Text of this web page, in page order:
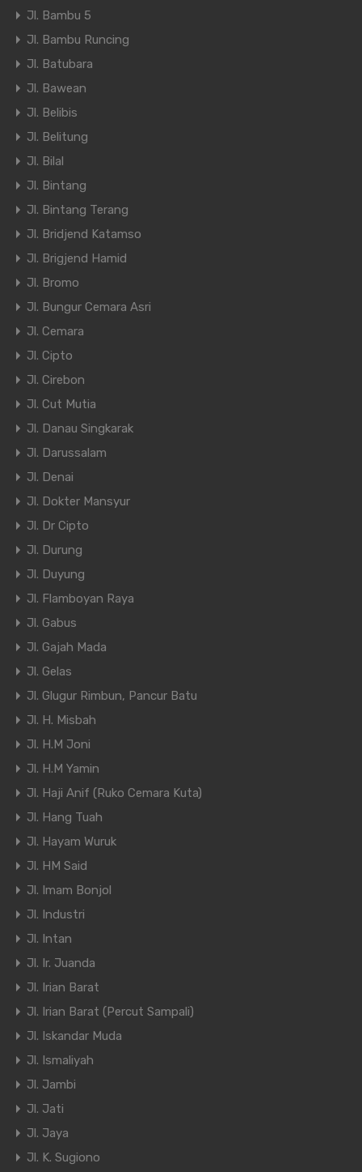
Jl. Bambu 5
Jl. Bambu Runcing
Jl. Batubara
Jl. Bawean
Jl. Belibis
Jl. Belitung
Jl. Bilal
Jl. Bintang
Jl. Bintang Terang
Jl. Bridjend Katamso
Jl. Brigjend Hamid
Jl. Bromo
Jl. Bungur Cemara Asri
Jl. Cemara
Jl. Cipto
Jl. Cirebon
Jl. Cut Mutia
Jl. Danau Singkarak
Jl. Darussalam
Jl. Denai
Jl. Dokter Mansyur
Jl. Dr Cipto
Jl. Durung
Jl. Duyung
Jl. Flamboyan Raya
Jl. Gabus
Jl. Gajah Mada
Jl. Gelas
Jl. Glugur Rimbun, Pancur Batu
Jl. H. Misbah
Jl. H.M Joni
Jl. H.M Yamin
Jl. Haji Anif (Ruko Cemara Kuta)
Jl. Hang Tuah
Jl. Hayam Wuruk
Jl. HM Said
Jl. Imam Bonjol
Jl. Industri
Jl. Intan
Jl. Ir. Juanda
Jl. Irian Barat
Jl. Irian Barat (Percut Sampali)
Jl. Iskandar Muda
Jl. Ismaliyah
Jl. Jambi
Jl. Jati
Jl. Jaya
Jl. K. Sugiono